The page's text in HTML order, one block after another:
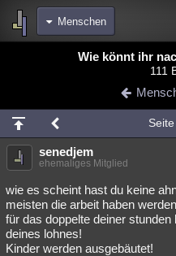
Menschen
Chat Wiki Neuigkeiten
meine Rubriken
Menschen Wissenschaft
Spiritualität Verschwörungen
Natur Umfragen
weitere Rubriken
Wie könnt ihr
111
Seite
senedjem
ehemaliges Mitglied
wie es scheint hast du keine
meisten die arbeit haben
für das doppelte deiner
deines lohnes!
Kinder werden ausgebäutet!